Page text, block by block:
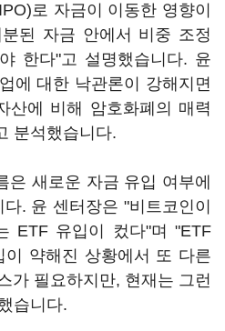
로 자금이 이동한 영향이
된 자금 안에서 비중 조정
한다"고 설명했습니다. 윤
에 대한 낙관론이 강해지면
산에 비해 암호화폐의 매력
분석했습니다.
은 새로운 자금 유입 여부에
. 윤 센터장은 "비트코인이
ETF 유입이 컸다"며 "ETF
이 약해진 상황에서 또 다른
가 필요하지만, 현재는 그런
습니다.